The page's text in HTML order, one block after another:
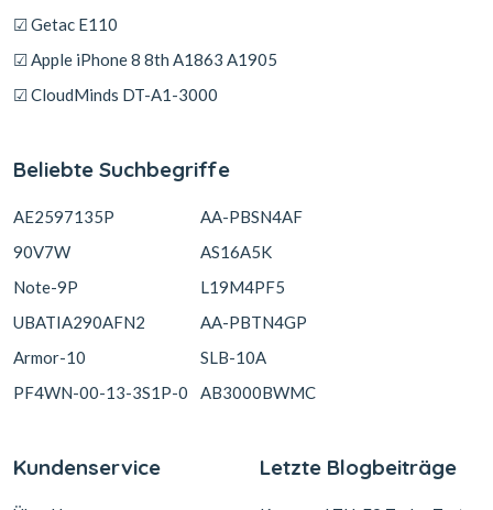
☑ Getac E110
☑ Apple iPhone 8 8th A1863 A1905
☑ CloudMinds DT-A1-3000
Beliebte Suchbegriffe
AE2597135P
90V7W
Note-9P
UBATIA290AFN2
Armor-10
PF4WN-00-13-3S1P-0
AA-PBSN4AF
AS16A5K
L19M4PF5
AA-PBTN4GP
SLB-10A
AB3000BWMC
Kundenservice Letzte Blogbeiträge